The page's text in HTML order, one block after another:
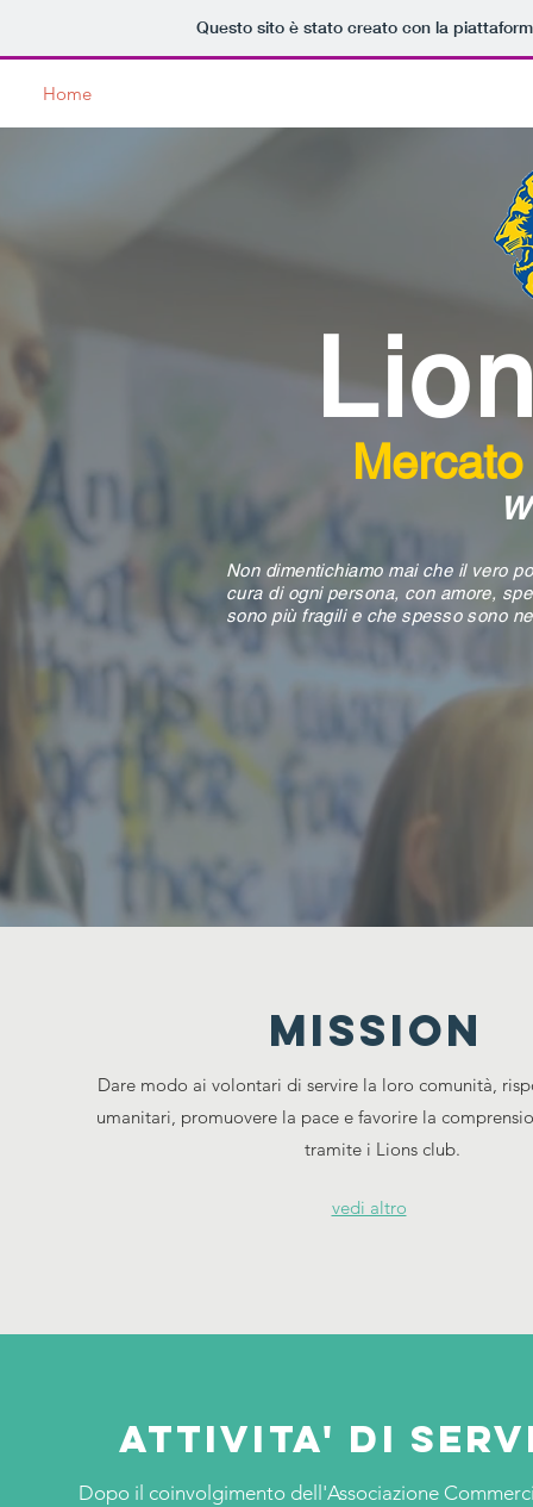
Questo sito è stato creato con la
Home
Non dimentichiamo mai che il vero
cura di ogni persona, con amore,
sono più fragili e che spesso sono
MISSION
Dare modo ai volontari di servire la loro comunità,
umanitari, promuovere la pace e favorire la
tramite i Lions club.
vedi altro
Attivita' di
Dopo il coinvolgimento dell'Associazione